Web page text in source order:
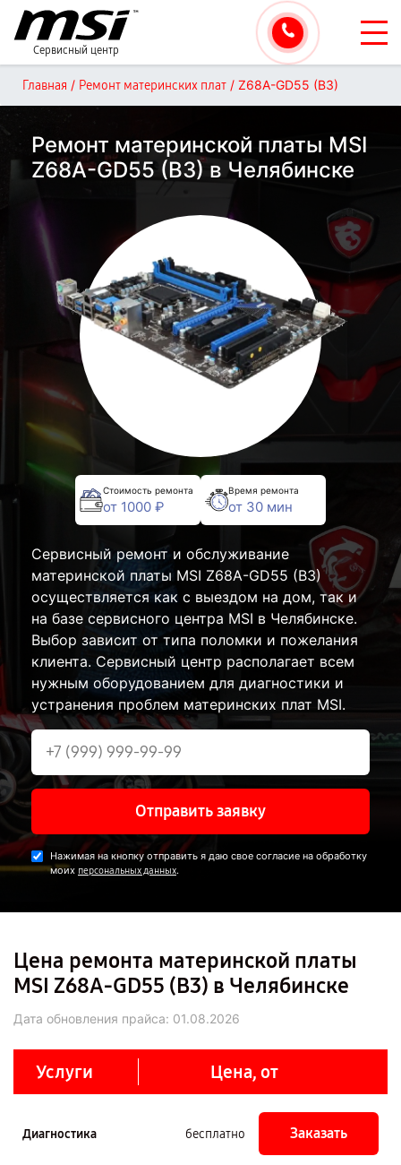
Сервисный центр
Главная / Ремонт материнских плат / Z68A-GD55 (B3)
Ремонт материнской платы MSI
Z68A-GD55 (B3) в Челябинске
Стоимость ремонта
от 1000 ₽
Время ремонта
от 30 мин
Сервисный ремонт и обслуживание
материнской платы MSI Z68A-GD55 (B3)
осуществляется как с выездом на дом, так и
на базе сервисного центра MSI в Челябинске.
Выбор зависит от типа поломки и пожелания
клиента. Сервисный центр располагает всем
нужным оборудованием для диагностики и
устранения проблем материнских плат MSI.
Отправить заявку
Нажимая на кнопку отправить я даю свое согласие на обработку
моих персональных данных.
Цена ремонта материнской платы
MSI Z68A-GD55 (B3) в Челябинске
Дата обновления прайса: 01.08.2026
Услуги Цена, от
Диагностика бесплатно Заказать